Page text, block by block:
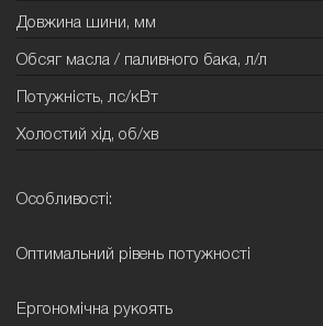
Довжина шини, мм
Обсяг масла / паливного бака, л/л
Потужність, лс/кВт
Холостий хід, об/хв
Особливості:
Оптимальний рівень потужності
Ергономічна рукоять